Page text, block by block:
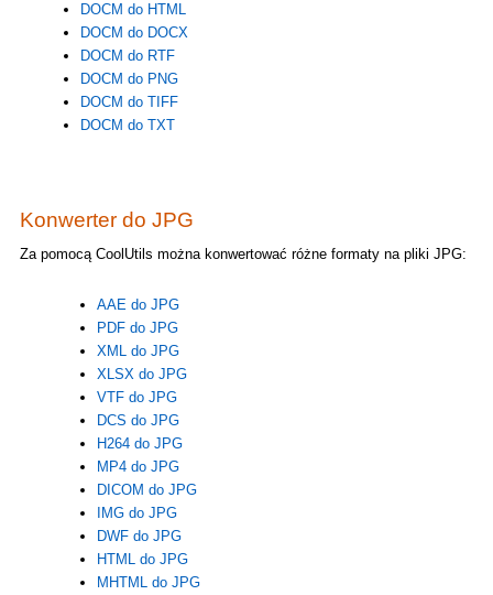
DOCM do HTML
DOCM do DOCX
DOCM do RTF
DOCM do PNG
DOCM do TIFF
DOCM do TXT
Konwerter do JPG
Za pomocą CoolUtils można konwertować różne formaty na pliki JPG:
AAE do JPG
PDF do JPG
XML do JPG
XLSX do JPG
VTF do JPG
DCS do JPG
H264 do JPG
MP4 do JPG
DICOM do JPG
IMG do JPG
DWF do JPG
HTML do JPG
MHTML do JPG